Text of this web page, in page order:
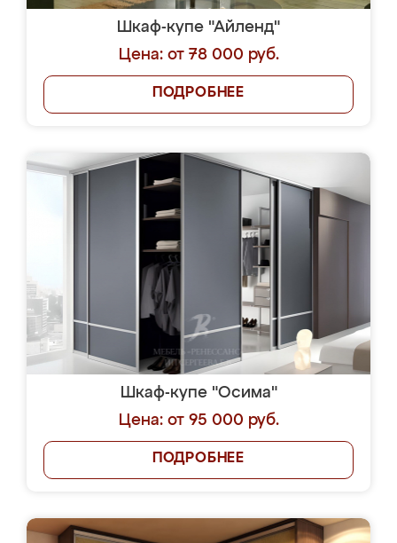
Шкаф-купе "Айленд"
Цена: от 78 000 руб.
ПОДРОБНЕЕ
Шкаф-купе "Осима"
Цена: от 95 000 руб.
ПОДРОБНЕЕ